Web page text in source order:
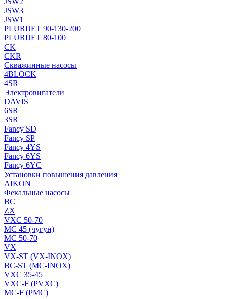
JSW3
JSW1
PLURIJET 90-130-200
PLURIJET 80-100
CK
CKR
Скважинные насосы
4BLOCK
4SR
Электровигатели
DAVIS
6SR
3SR
Fancy SD
Fancy SP
Fancy 4YS
Fancy 6YS
Fancy 6YC
Установки повышения давления
AIKON
Фекальные насосы
BC
ZX
VXC 50-70
MC 45 (чугун)
MC 50-70
VX
VX-ST (VX-INOX)
BC-ST (MC-INOX)
VXC 35-45
VXC-F (PVXC)
MC-F (PMC)